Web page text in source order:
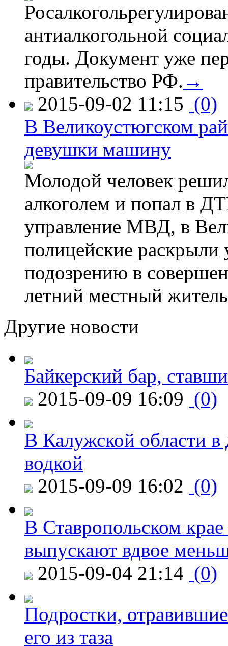
антиалкогольной
годы. Документ уже
правительство РФ. →
2015-09-02 11:15 (0)
В Великоустюгском
девушки машину
Молодой человек
алкоголем и попал в
управление МВД, в
полицейские
подозрению в
летний местный
Другие новости
Байкерский бар,
2015-09-09 16:09 (0)
В Калужской области в
водкой
2015-09-09 16:02 (0)
В Ставропольском
выпускают вдвое
2015-09-04 21:14 (0)
Подростки,
его из таза